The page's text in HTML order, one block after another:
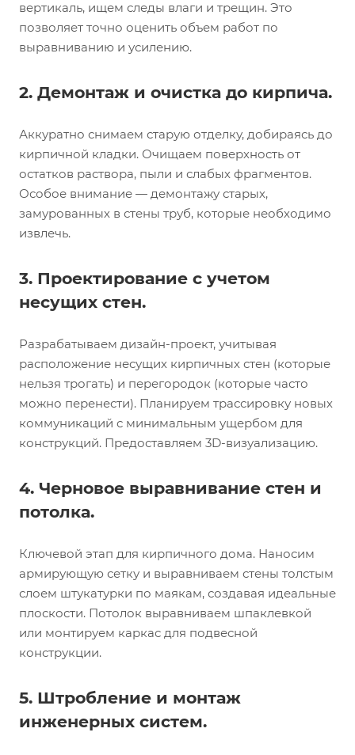
вертикаль, ищем следы влаги и трещин. Это
позволяет точно оценить объем работ по
выравниванию и усилению.
2. Демонтаж и очистка до кирпича.
Аккуратно снимаем старую отделку, добираясь до
кирпичной кладки. Очищаем поверхность от
остатков раствора, пыли и слабых фрагментов.
Особое внимание — демонтажу старых,
замурованных в стены труб, которые необходимо
извлечь.
3. Проектирование с учетом
несущих стен.
Разрабатываем дизайн-проект, учитывая
расположение несущих кирпичных стен (которые
нельзя трогать) и перегородок (которые часто
можно перенести). Планируем трассировку новых
коммуникаций с минимальным ущербом для
конструкций. Предоставляем 3D-визуализацию.
4. Черновое выравнивание стен и
потолка.
Ключевой этап для кирпичного дома. Наносим
армирующую сетку и выравниваем стены толстым
слоем штукатурки по маякам, создавая идеальные
плоскости. Потолок выравниваем шпаклевкой
или монтируем каркас для подвесной
конструкции.
5. Штробление и монтаж
инженерных систем.